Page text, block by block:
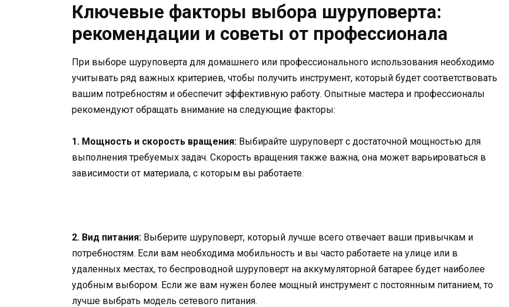
Ключевые факторы выбора шуруповерта:
рекомендации и советы от профессионала
При выборе шуруповерта для домашнего или профессионального использования необходимо
учитывать ряд важных критериев, чтобы получить инструмент, который будет соответствовать
вашим потребностям и обеспечит эффективную работу. Опытные мастера и профессионалы
рекомендуют обращать внимание на следующие факторы:
1. Мощность и скорость вращения: Выбирайте шуруповерт с достаточной мощностью для
выполнения требуемых задач. Скорость вращения также важна, она может варьироваться в
зависимости от материала, с которым вы работаете.
2. Вид питания: Выберите шуруповерт, который лучше всего отвечает ваши привычкам и
потребностям. Если вам необходима мобильность и вы часто работаете на улице или в
удаленных местах, то беспроводной шуруповерт на аккумуляторной батарее будет наиболее
удобным выбором. Если же вам нужен более мощный инструмент с постоянным питанием, то
лучше выбрать модель сетевого питания.